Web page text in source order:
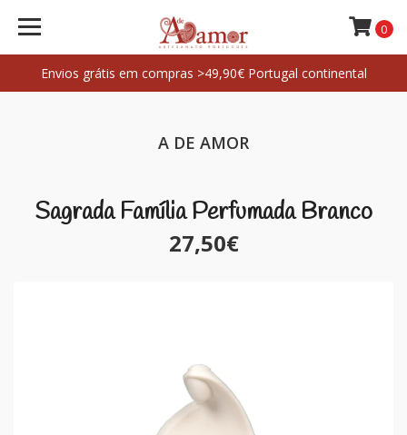
Envios grátis em compras >49,90€ Portugal continental
0
A DE AMOR
Sagrada Família Perfumada Branco
27,50€